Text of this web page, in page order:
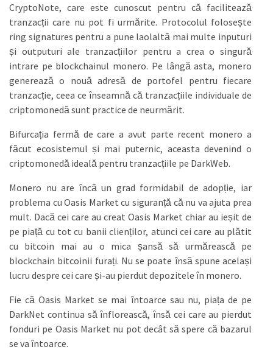
CryptoNote, care este cunoscut pentru că facilitează
tranzacții care nu pot fi urmărite. Protocolul folosește
ring signatures pentru a pune laolaltă mai multe inputuri
și outputuri ale tranzacțiilor pentru a crea o singură
intrare pe blockchainul monero. Pe lângă asta, monero
generează o nouă adresă de portofel pentru fiecare
tranzacție, ceea ce înseamnă că tranzacțiile individuale de
criptomonedă sunt practice de neurmărit.
Bifurcația fermă de care a avut parte recent monero a
făcut ecosistemul și mai puternic, aceasta devenind o
criptomonedă ideală pentru tranzacțiile pe DarkWeb.
Monero nu are încă un grad formidabil de adopție, iar
problema cu Oasis Market cu siguranță că nu va ajuta prea
mult. Dacă cei care au creat Oasis Market chiar au ieșit de
pe piață cu tot cu banii clienților, atunci cei care au plătit
cu bitcoin mai au o mica șansă să urmărească pe
blockchain bitcoinii furați. Nu se poate însă spune același
lucru despre cei care și-au pierdut depozitele în monero.
Fie că Oasis Market se mai întoarce sau nu, piața de pe
DarkNet continua să înflorească, însă cei care au pierdut
fonduri pe Oasis Market nu pot decât să spere că bazarul
se va întoarce.